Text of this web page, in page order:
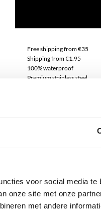
voor social media te
onze site met onze
met andere
Free shipping from €35
Shipping from €1.95
100% waterproof
Premium stainless steel
Are you ready to
long necklace cannot be